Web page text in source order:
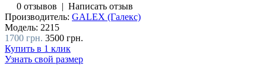
0 отзывов | Написать отзыв
Производитель: GALEX (Галекс)
Модель: 2215
1700 грн. 3500 грн.
Купить в 1 клик
Узнать свой размер